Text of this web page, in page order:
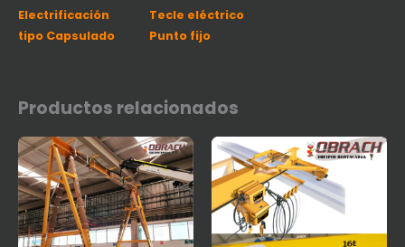
Electrificación
tipo Capsulado
Tecle eléctrico
Punto fijo
Productos relacionados